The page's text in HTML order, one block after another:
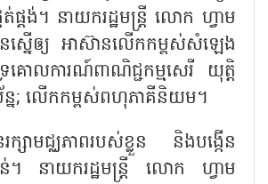
ត់ផ្គង់។ នាយករដ្ឋមន្ត្រី លោក ហ្វាម
ើឲ្យ អាស៊ានលើកកម្ពស់សំឡេង
រគោលការណ៍ពាណិជ្ជកម្មសេរី យុត្តិ
ន; លើកកម្ពស់ពហុភាគីនិយម។
ាមជ្ឈភាពរបស់ខ្លួន និងបង្កើន
ន់។ នាយករដ្ឋមន្ត្រី លោក ហ្វាម